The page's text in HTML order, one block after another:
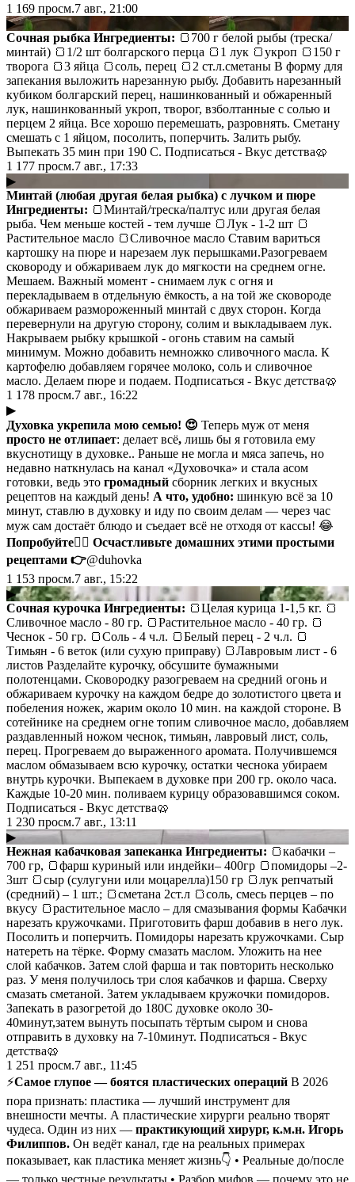
1 169 просм.7 авг., 21:00
▶
Сочная рыбка Ингредиенты: 🍞700 г белой рыбы (треска/
минтай) 🍞1/2 шт болгарского перца 🍞1 лук 🍞укроп 🍞150 г
творога 🍞3 яйца 🍞соль, перец 🍞2 ст.л.сметаны В форму для
запекания выложить нарезанную рыбу. Добавить нарезанный
кубиком болгарский перец, нашинкованный и обжаренный
лук, нашинкованный укроп, творог, взболтанные с солью и
перцем 2 яйца. Все хорошо перемешать, разровнять. Сметану
смешать с 1 яйцом, посолить, поперчить. Залить рыбу.
Выпекать 35 мин при 190 С. Подписаться - Вкус детства🥨
1 177 просм.7 авг., 17:33
▶
Минтай (любая другая белая рыбка) с лучком и пюре
Ингредиенты: 🍞Минтай/треска/палтус или другая белая
рыба. Чем меньше костей - тем лучше 🍞Лук - 1-2 шт 🍞
Растительное масло 🍞Сливочное масло Ставим вариться
картошку на пюре и нарезаем лук перышками.Разогреваем
сковороду и обжариваем лук до мягкости на среднем огне.
Мешаем. Важный момент - снимаем лук с огня и
перекладываем в отдельную ёмкость, а на той же сковороде
обжариваем размороженный минтай с двух сторон. Когда
перевернули на другую сторону, солим и выкладываем лук.
Накрываем рыбку крышкой - огонь ставим на самый
минимум. Можно добавить немножко сливочного масла. К
картофелю добавляем горячее молоко, соль и сливочное
масло. Делаем пюре и подаем. Подписаться - Вкус детства🥨
1 178 просм.7 авг., 16:22
▶
Духовка укрепила мою семью! 😍 Теперь муж от меня
просто не отлипает: делает всё, лишь бы я готовила ему
вкуснотищу в духовке.. Раньше не могла и мяса запечь, но
недавно наткнулась на канал «Духовочка» и стала асом
готовки, ведь это громадный сборник легких и вкусных
рецептов на каждый день! А что, удобно: шинкую всё за 10
минут, ставлю в духовку и иду по своим делам — через час
муж сам достаёт блюдо и съедает всё не отходя от кассы! 😂
Попробуйте👇🏻 Осчастливьте домашних этими простыми
рецептами 👉@duhovka
1 153 просм.7 авг., 15:22
▶
Сочная курочка Ингредиенты: 🍞Целая курица 1-1,5 кг. 🍞
Сливочное масло - 80 гр. 🍞Растительное масло - 40 гр. 🍞
Чеснок - 50 гр. 🍞Соль - 4 ч.л. 🍞Белый перец - 2 ч.л. 🍞
Тимьян - 6 веток (или сухую приправу) 🍞Лавровым лист - 6
листов Разделайте курочку, обсушите бумажными
полотенцами. Сковородку разогреваем на средний огонь и
обжариваем курочку на каждом бедре до золотистого цвета и
побеления ножек, жарим около 10 мин. на каждой стороне. В
сотейнике на среднем огне топим сливочное масло, добавляем
раздавленный ножом чеснок, тимьян, лавровый лист, соль,
перец. Прогреваем до выраженного аромата. Получившемся
маслом обмазываем всю курочку, остатки чеснока убираем
внутрь курочки. Выпекаем в духовке при 200 гр. около часа.
Каждые 10-20 мин. поливаем курицу образовавшимся соком.
Подписаться - Вкус детства🥨
1 230 просм.7 авг., 13:11
▶
Нежная кабачковая запеканка Ингредиенты: 🍞кaбачки –
700 гр, 🍞фaрш куриный или индейки– 400гр 🍞помидоры –2-
3шт 🍞сыр (сулугуни или моцарелла)150 гр 🍞лук репчатый
(средний) – 1 шт.; 🍞сметана 2ст.л 🍞соль, смесь перцев – по
вкусу 🍞растительное масло – для смазывания формы Кабачки
нарезать кружочками. Приготовить фарш добавив в него лук.
Посолить и поперчить. Помидоры нарезать кружочками. Сыр
натереть на тёрке. Форму смазать маслом. Уложить на нее
слой кабачков. Затем слой фарша и так повторить несколько
раз. У меня получилось три слоя кабачков и фарша. Сверху
смазать сметаной. Затем укладываем кружочки помидоров.
Запекать в разогретой до 180С духовке около 30-
40минут,затем вынуть посыпать тёртым сыром и снова
отправить в духовку на 7-10минут. Подписаться - Вкус
детства🥨
1 251 просм.7 авг., 11:45
⚡️Самое глупое — боятся пластических операций В 2026
пора признать: пластика — лучший инструмент для
внешности мечты. А пластические хирурги реально творят
чудеса. Один из них — практикующий хирург, к.м.н. Игорь
Филиппов. Он ведёт канал, где на реальных примерах
показывает, как пластика меняет жизнь👇 • Реальные до/после
— только честные результаты • Разбор мифов — почему это не